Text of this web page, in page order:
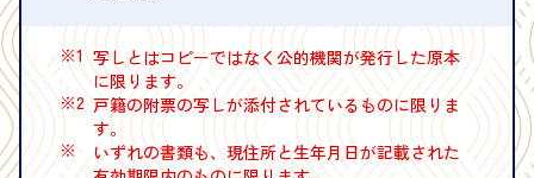
※1 写しとはコピーではなく公的機関が発行した原本
に限ります。
※2 戸籍の附票の写しが添付されているものに限りま
す。
※
いずれの書類も、現住所と生年月日が記載された